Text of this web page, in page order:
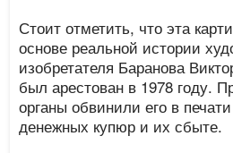
Стоит отметить, что эта
основе реальной истории
изобретателя Баранова
был арестован в 1978 году.
органы обвинили его в
денежных купюр и их сбыте.